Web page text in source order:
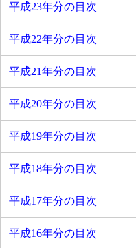
平成23年分の目次
平成22年分の目次
平成21年分の目次
平成20年分の目次
平成19年分の目次
平成18年分の目次
平成17年分の目次
平成16年分の目次